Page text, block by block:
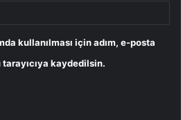
kullanılması için adım, e-posta
kaydedilsin.